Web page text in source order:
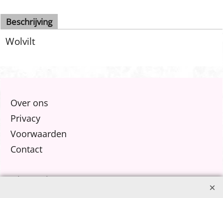
Beschrijving
Wolvilt
Over ons
Privacy
Voorwaarden
Contact
Nieuw Binnen